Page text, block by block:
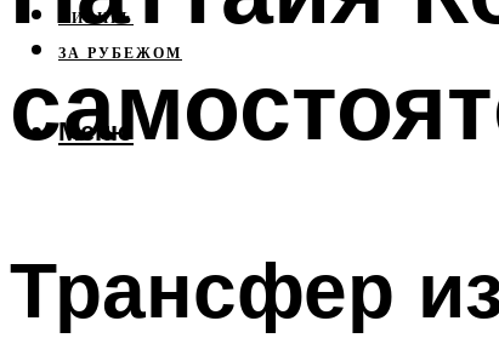
СИБИРЬ
ЗА РУБЕЖОМ
Меню
Трансфер